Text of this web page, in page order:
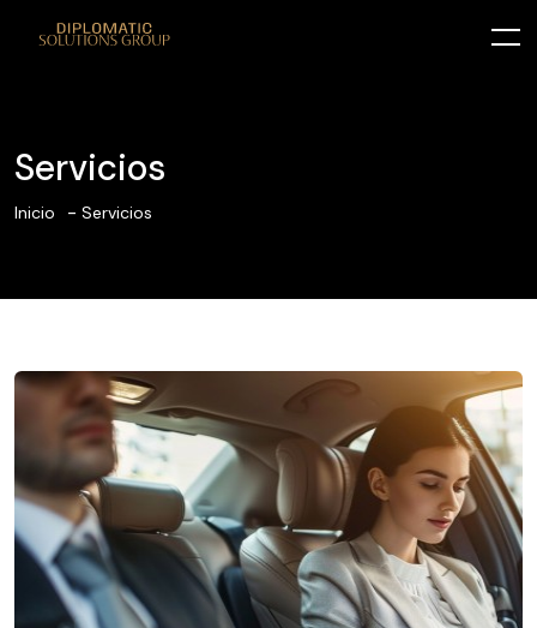
Servicios
Inicio Servicios